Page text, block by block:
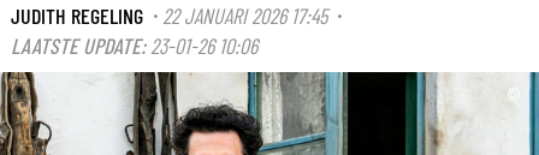
JUDITH REGELING · 22 JANUARI 2026 17:45·
LAATSTE UPDATE: 23-01-26 10:06
©